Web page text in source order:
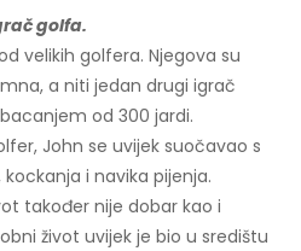
golfa.
velikih golfera. Njegova su
a niti jedan drugi igrač
od 300 jardi.
John se uvijek suočavao s
i navika pijenja.
također nije dobar kao i
život uvijek je bio u središtu